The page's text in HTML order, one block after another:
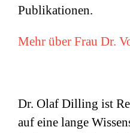
Publikationen.
Mehr über Frau Dr.
Dr. Olaf Dilling ist
auf eine lange